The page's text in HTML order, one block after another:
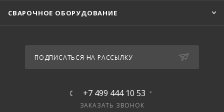
СВАРОЧНОЕ ОБОРУДОВАНИЕ
ПОДПИСАТЬСЯ НА РАССЫЛКУ
+7 499 444 10 53
ЗАКАЗАТЬ ЗВОНОК